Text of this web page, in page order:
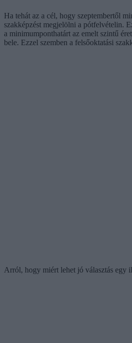
Ha tehát az a cél, hogy szeptembertől
szakképzést megjelölni a pótfelvételin.
a minimumponthatárt az emelt szintű
bele. Ezzel szemben a felsőoktatási
Arról, hogy miért lehet jó választás egy